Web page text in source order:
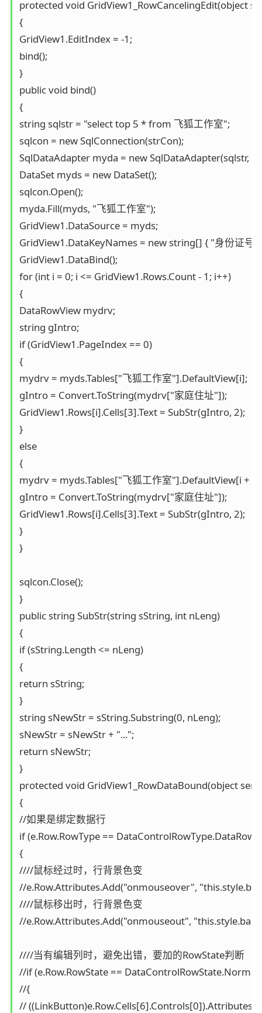
protected void GridView1_RowCancelingEdit(object
{
GridView1.EditIndex = -1;
bind();
}
public void bind()
{
string sqlstr = "select top 5 * from 飞狐工作室";
sqlcon = new SqlConnection(strCon);
SqlDataAdapter myda = new SqlDataAdapter(sqlstr,
DataSet myds = new DataSet();
sqlcon.Open();
myda.Fill(myds, "飞狐工作室");
GridView1.DataSource = myds;
GridView1.DataKeyNames = new string[] { "身份证号
GridView1.DataBind();
for (int i = 0; i <= GridView1.Rows.Count - 1; i++)
{
DataRowView mydrv;
string gIntro;
if (GridView1.PageIndex == 0)
{
mydrv = myds.Tables["飞狐工作室"].DefaultView[i];
gIntro = Convert.ToString(mydrv["家庭住址"]);
GridView1.Rows[i].Cells[3].Text = SubStr(gIntro, 2);
}
else
{
mydrv = myds.Tables["飞狐工作室"].DefaultView[i +
gIntro = Convert.ToString(mydrv["家庭住址"]);
GridView1.Rows[i].Cells[3].Text = SubStr(gIntro, 2);
}
}
sqlcon.Close();
}
public string SubStr(string sString, int nLeng)
{
if (sString.Length <= nLeng)
{
return sString;
}
string sNewStr = sString.Substring(0, nLeng);
sNewStr = sNewStr + "...";
return sNewStr;
}
protected void GridView1_RowDataBound(object
{
//如果是绑定数据行
if (e.Row.RowType == DataControlRowType.DataRow)
{
////鼠标经过时，行背景色变
//e.Row.Attributes.Add("onmouseover",
////鼠标移出时，行背景色变
//e.Row.Attributes.Add("onmouseout",
////当有编辑列时，避免出错，要加的RowState判断
//if (e.Row.RowState ==
//{
//